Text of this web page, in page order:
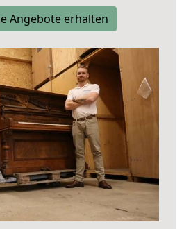
Angebote erhalten